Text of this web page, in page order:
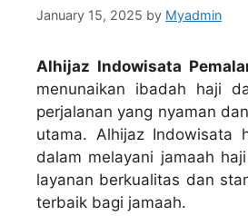
January 15, 2025 by Myadmin
Alhijaz Indowisata
menunaikan ibadah haji
perjalanan yang nyaman
utama. Alhijaz Indowisata
dalam melayani jamaah
layanan berkualitas dan
terbaik bagi jamaah.